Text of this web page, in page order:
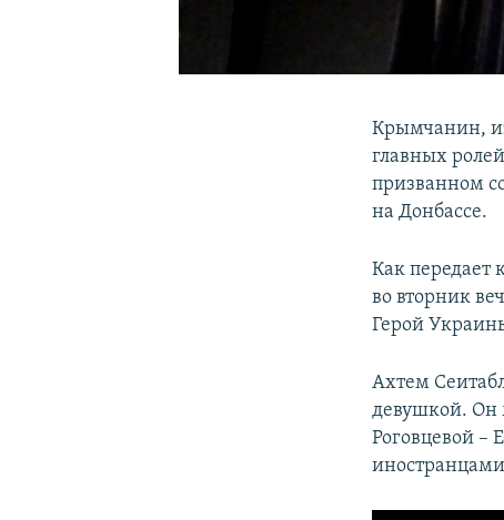
Крымчанин,
главных
призванном
на Донбассе.
Как передает
во вторник
Герой
Ахтем
девушкой. Он
Роговцевой –